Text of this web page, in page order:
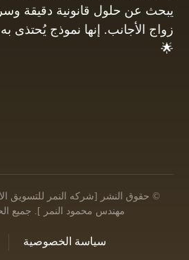
يبحث عن حلول قانونية دقيقة
زواج الأجانب. إنها نموذج يُحتذى
🌟
مهندس محمود النمر ]. جميع
سياسة الخصوصية